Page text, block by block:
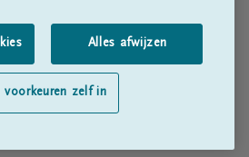
Alles afwijzen
voorkeuren zelf in